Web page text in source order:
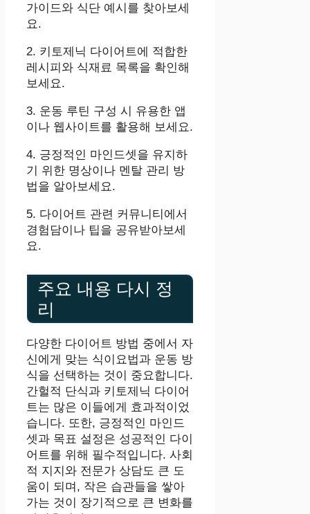
가이드와 식단 예시를 찾아보세
요.
2. 키토제닉 다이어트에 적합한
레시피와 식재료 목록을 확인해
보세요.
3. 운동 루틴 구성 시 유용한 앱
이나 웹사이트를 활용해 보세요.
4. 긍정적인 마인드셋을 유지하
기 위한 명상이나 멘탈 관리 방
법을 알아보세요.
5. 다이어트 관련 커뮤니티에서
경험담이나 팁을 공유받아보세
요.
주요 내용 다시 정
리
다양한 다이어트 방법 중에서 자
신에게 맞는 식이요법과 운동 방
식을 선택하는 것이 중요합니다.
간헐적 단식과 키토제닉 다이어
트는 많은 이들에게 효과적이었
습니다. 또한, 긍정적인 마인드
셋과 목표 설정은 성공적인 다이
어트를 위해 필수적입니다. 사회
적 지지와 전문가 상담도 큰 도
움이 되며, 작은 습관들을 쌓아
가는 것이 장기적으로 큰 변화를